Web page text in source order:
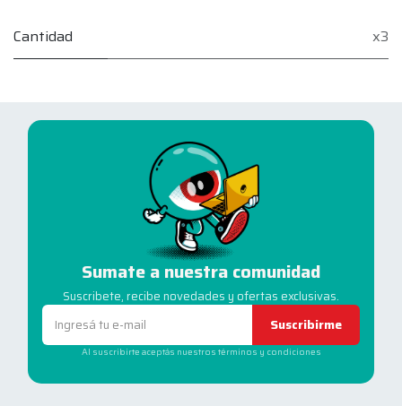
Cantidad x3
Sumate a nuestra comunidad
Suscribete, recibe novedades y ofertas exclusivas.
Suscribirme
Al suscribirte aceptás nuestros términos y condiciones